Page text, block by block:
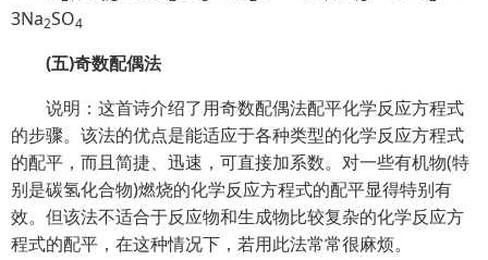
3Na2SO4
(五)奇数配偶法
说明：这首诗介绍了用奇数配偶法配平化学反应方程式
的步骤。该法的优点是能适应于各种类型的化学反应方程式
的配平，而且简捷、迅速，可直接加系数。对一些有机物(特
别是碳氢化合物)燃烧的化学反应方程式的配平显得特别有
效。但该法不适合于反应物和生成物比较复杂的化学反应方
程式的配平，在这种情况下，若用此法常常很麻烦。